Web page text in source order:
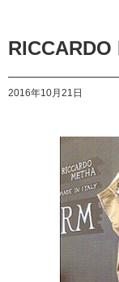
RICCARDO
2016年10月21日